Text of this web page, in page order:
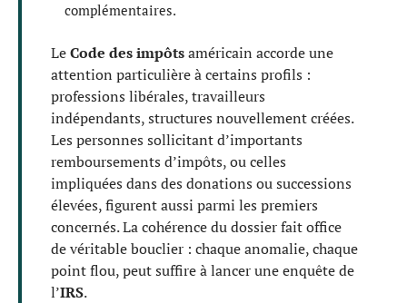
complémentaires.
LeCode des impôtsaméricain accorde une
attention particulière à certains profils :
professions libérales, travailleurs
indépendants, structures nouvellement créées.
Les personnes sollicitant d’importants
remboursements d’impôts, ou celles
impliquées dans des donations ou successions
élevées, figurent aussi parmi les premiers
concernés. La cohérence du dossier fait office
de véritable bouclier : chaque anomalie, chaque
point flou, peut suffire à lancer une enquête de
l’IRS.